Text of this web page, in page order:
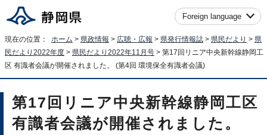
Foreign language
現在の位置： ホーム > 県政情報 > 広聴・広報 > 県発行情報誌 > 県民だより > 県
民だより2022年度 > 県民だより2022年11月号 > 第17回リニア中央新幹線静岡工
区 有識者会議が開催されました。 (第4回 環境保全有識者会議)
第17回リニア中央新幹線静岡工区
有識者会議が開催されました。